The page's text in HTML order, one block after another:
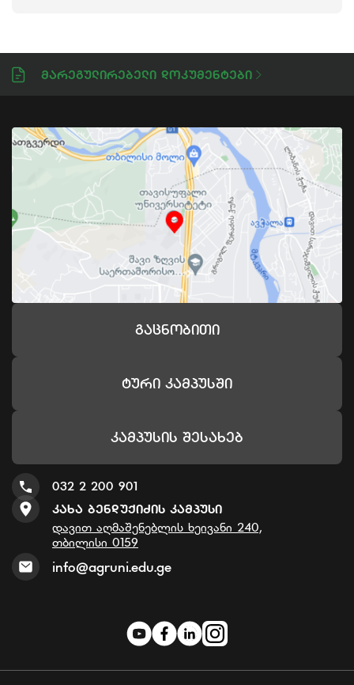
Მარეგულირებელი Დოკუმენტები
Გაცნობითი
Ტური Კამპუსში
Კამპუსის Შესახებ
032 2 200 901
Კახა Ბენდუქიძის Კამპუსი
დავით აღმაშენებლის ხეივანი 240,
თბილისი 0159
info@agruni.edu.ge